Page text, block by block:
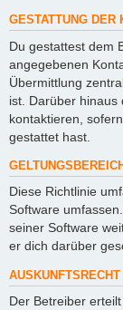
GESTATTUNG DER
Du gestattest dem
angegebenen
Übermittlung
ist. Darüber hinaus
kontaktieren,
gestattet hast.
Diese Richtlinie
Software
seiner Software
er dich darüber
AUSKUNFTSRECHT
Der Betreiber